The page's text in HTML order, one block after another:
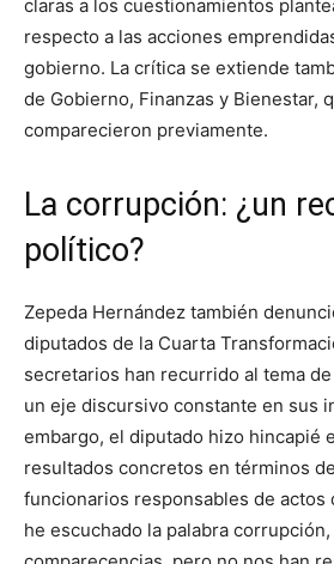
claras a los cuestionamientos
respecto a las acciones
gobierno. La crítica se extiende
de Gobierno, Finanzas y Bienestar,
comparecieron previamente.
La corrupción: ¿un
político?
Zepeda Hernández también
diputados de la Cuarta
secretarios han recurrido al tema
un eje discursivo constante en sus
embargo, el diputado hizo hincapié
resultados concretos en términos
funcionarios responsables de actos
he escuchado la palabra